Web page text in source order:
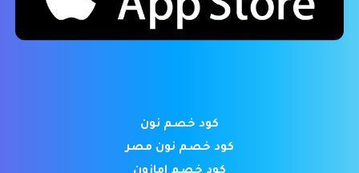
كود خصم نون
كود خصم نون مصر